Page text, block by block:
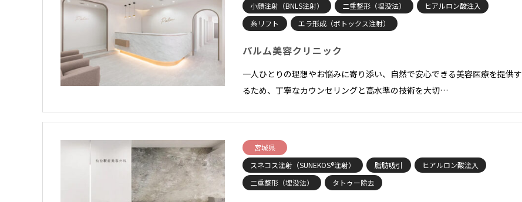
小顔注射（BNLS注射）
二重整形（埋没法）
ヒアルロン酸注入
糸リフト
エラ形成（ボトックス注射）
パルム美容クリニック
一人ひとりの理想やお悩みに寄り添い、自然で安心できる美容医療を提供す
るため、丁寧なカウンセリングと高水準の技術を大切…
宮城県
スネコス注射（SUNEKOS®注射）
脂肪吸引
ヒアルロン酸注入
二重整形（埋没法）
タトゥー除去